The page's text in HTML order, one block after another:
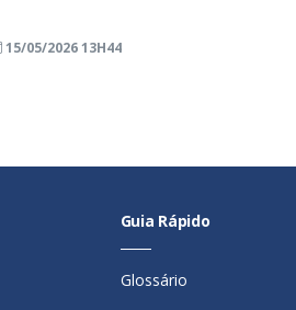
15/05/2026 13H44
Guia Rápido
Glossário